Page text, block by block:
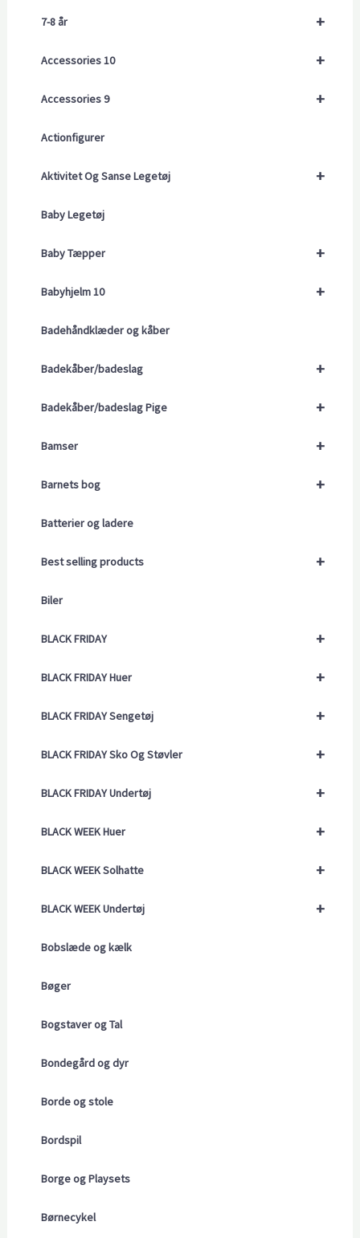
+
7-8 år
+
Accessories 10
+
Accessories 9
Actionfigurer
+
Aktivitet Og Sanse Legetøj
Baby Legetøj
+
Baby Tæpper
+
Babyhjelm 10
Badehåndklæder og kåber
+
Badekåber/badeslag
+
Badekåber/badeslag Pige
+
Bamser
+
Barnets bog
Batterier og ladere
+
Best selling products
Biler
+
BLACK FRIDAY
+
BLACK FRIDAY Huer
+
BLACK FRIDAY Sengetøj
+
BLACK FRIDAY Sko Og Støvler
+
BLACK FRIDAY Undertøj
+
BLACK WEEK Huer
+
BLACK WEEK Solhatte
+
BLACK WEEK Undertøj
Bobslæde og kælk
Bøger
Bogstaver og Tal
Bondegård og dyr
Borde og stole
Bordspil
Borge og Playsets
Børnecykel